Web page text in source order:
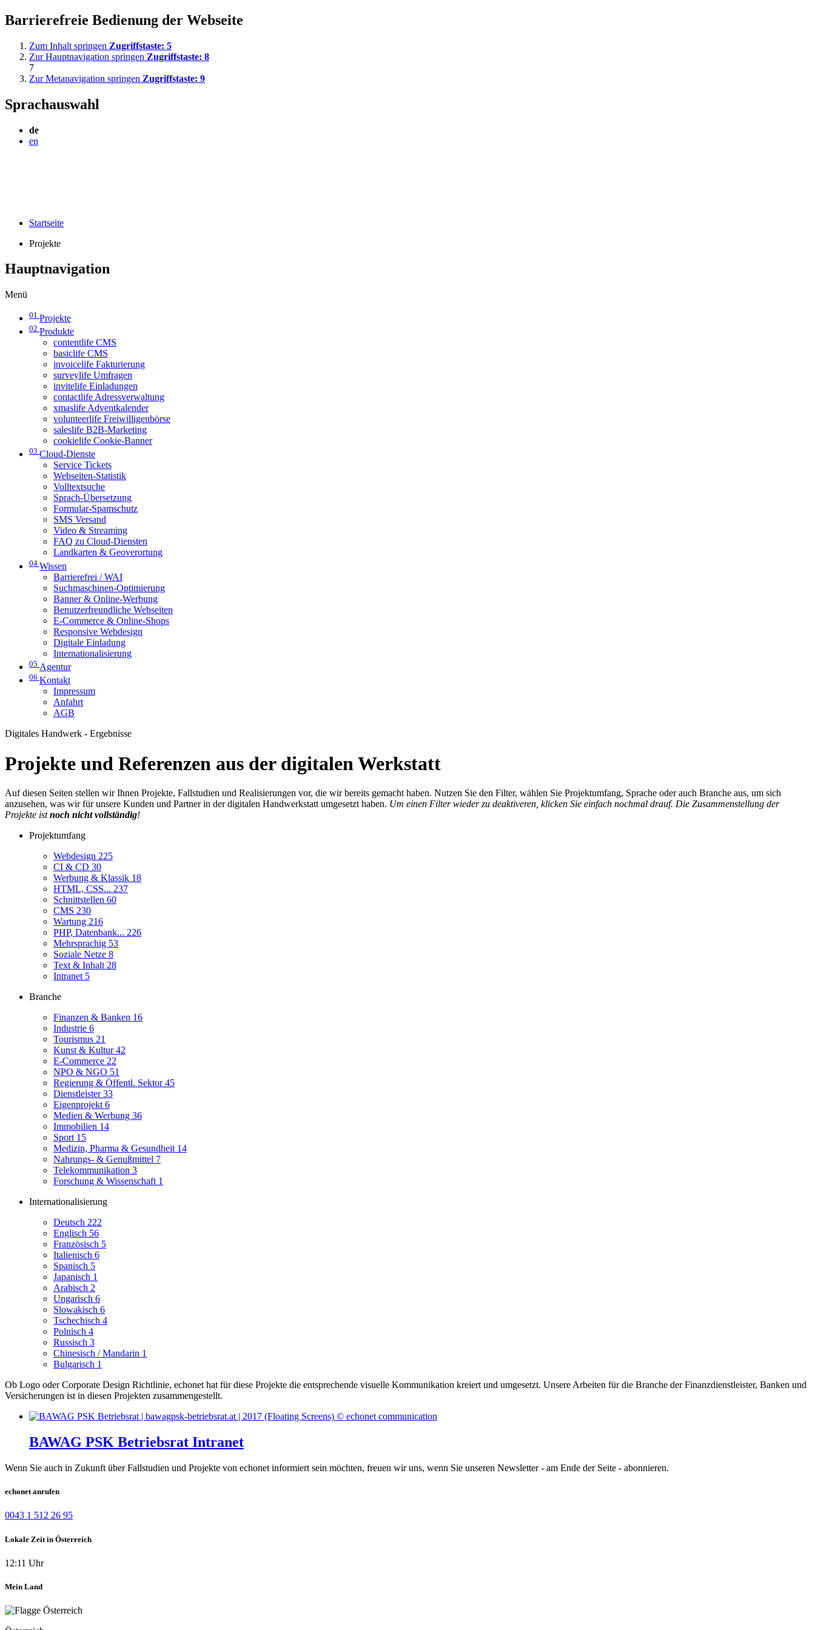
Barrierefreie Bedienung der Webseite
Zum Inhalt springen Zugriffstaste: 5
Zur Hauptnavigation springen Zugriffstaste: 8
7
Zur Metanavigation springen Zugriffstaste: 9
Sprachauswahl
de
en
Startseite
Projekte
Hauptnavigation
Menü
01 Projekte
02 Produkte
contentlife CMS
basiclife CMS
invoicelife Fakturierung
surveylife Umfragen
invitelife Einladungen
contactlife Adressverwaltung
xmaslife Adventkalender
volunteerlife Freiwilligenbörse
saleslife B2B-Marketing
cookielife Cookie-Banner
03 Cloud-Dienste
Service Tickets
Webseiten-Statistik
Volltextsuche
Sprach-Übersetzung
Formular-Spamschutz
SMS Versand
Video & Streaming
FAQ zu Cloud-Diensten
Landkarten & Geoverortung
04 Wissen
Barrierefrei / WAI
Suchmaschinen-Optimierung
Banner & Online-Werbung
Benutzerfreundliche Webseiten
E-Commerce & Online-Shops
Responsive Webdesign
Digitale Einladung
Internationalisierung
05 Agentur
06 Kontakt
Impressum
Anfahrt
AGB
Digitales Handwerk - Ergebnisse
Projekte und Referenzen aus der digitalen Werkstatt
Auf diesen Seiten stellen wir Ihnen Projekte, Fallstudien und Realisierungen vor, die wir bereits gemacht haben. Nutzen Sie den Filter, wählen Sie Projektumfang, Sprache oder auch Branche aus, um sich
anzusehen, was wir für unsere Kunden und Partner in der digitalen Handwerkstatt umgesetzt haben. Um einen Filter wieder zu deaktiveren, klicken Sie einfach nochmal drauf. Die Zusammenstellung der
Projekte istnoch nicht vollständig!
Projektumfang
Webdesign 225
CI & CD 30
Werbung & Klassik 18
HTML, CSS... 237
Schnittstellen 60
CMS 230
Wartung 216
PHP, Datenbank... 226
Mehrsprachig 53
Soziale Netze 8
Text & Inhalt 28
Intranet 5
Branche
Finanzen & Banken 16
Industrie 6
Tourismus 21
Kunst & Kultur42
E-Commerce 22
NPO & NGO 51
Regierung & Öffentl. Sektor45
Dienstleister33
Eigenprojekt 6
Medien & Werbung 36
Immobilien 14
Sport 15
Medizin, Pharma & Gesundheit 14
Nahrungs- & Genußmittel 7
Telekommunikation 3
Forschung & Wissenschaft 1
Internationalisierung
Deutsch 222
Englisch 56
Französisch 5
Italienisch 6
Spanisch 5
Japanisch 1
Arabisch 2
Ungarisch 6
Slowakisch 6
Tschechisch 4
Polnisch 4
Russisch 3
Chinesisch / Mandarin 1
Bulgarisch 1
Ob Logo oder Corporate Design Richtlinie, echonet hat für diese Projekte die entsprechende visuelle Kommunikation kreiert und umgesetzt. Unsere Arbeiten für die Branche der Finanzdienstleister, Banken und
Versicherungen ist in diesen Projekten zusammengestellt.
BAWAG PSK Betriebsrat Intranet
Wenn Sie auch in Zukunft über Fallstudien und Projekte von echonet informiert sein möchten, freuen wir uns, wenn Sie unseren Newsletter - am Ende der Seite - abonnieren.
echonet anrufen
0043 1 512 26 95
Lokale Zeit in Österreich
12:11 Uhr
Mein Land